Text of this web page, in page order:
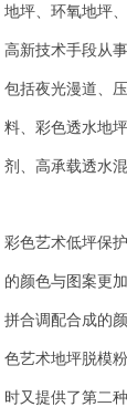
地坪、环氧地坪
高新技术手段从
包括夜光漫道、
料、彩色透水地
剂、高承载透水混
彩色艺术低坪保
的颜色与图案更
拼合调配合成的
色艺术地坪脱模
时又提供了第二